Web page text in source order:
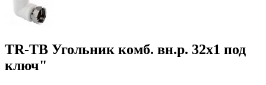
TR-TB Угольник комб. вн.р. 32х1 под
ключ"